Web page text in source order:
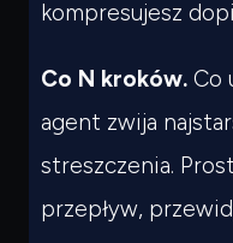
kompresujesz
Co N kroków. Co
agent zwija
streszczenia.
przepływ,